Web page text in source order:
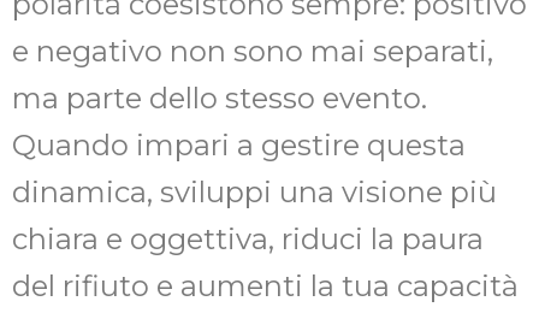
e negativo non sono mai separati,
ma parte dello stesso evento.
Quando impari a gestire questa
dinamica, sviluppi una visione più
chiara e oggettiva, riduci la paura
del rifiuto e aumenti la tua capacità